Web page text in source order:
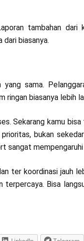
tambahan
biasanya.
sama.
ringan biasanya lebih
Sekarang kamu
bukan
sangat
ter koordinasi jauh
Bisa